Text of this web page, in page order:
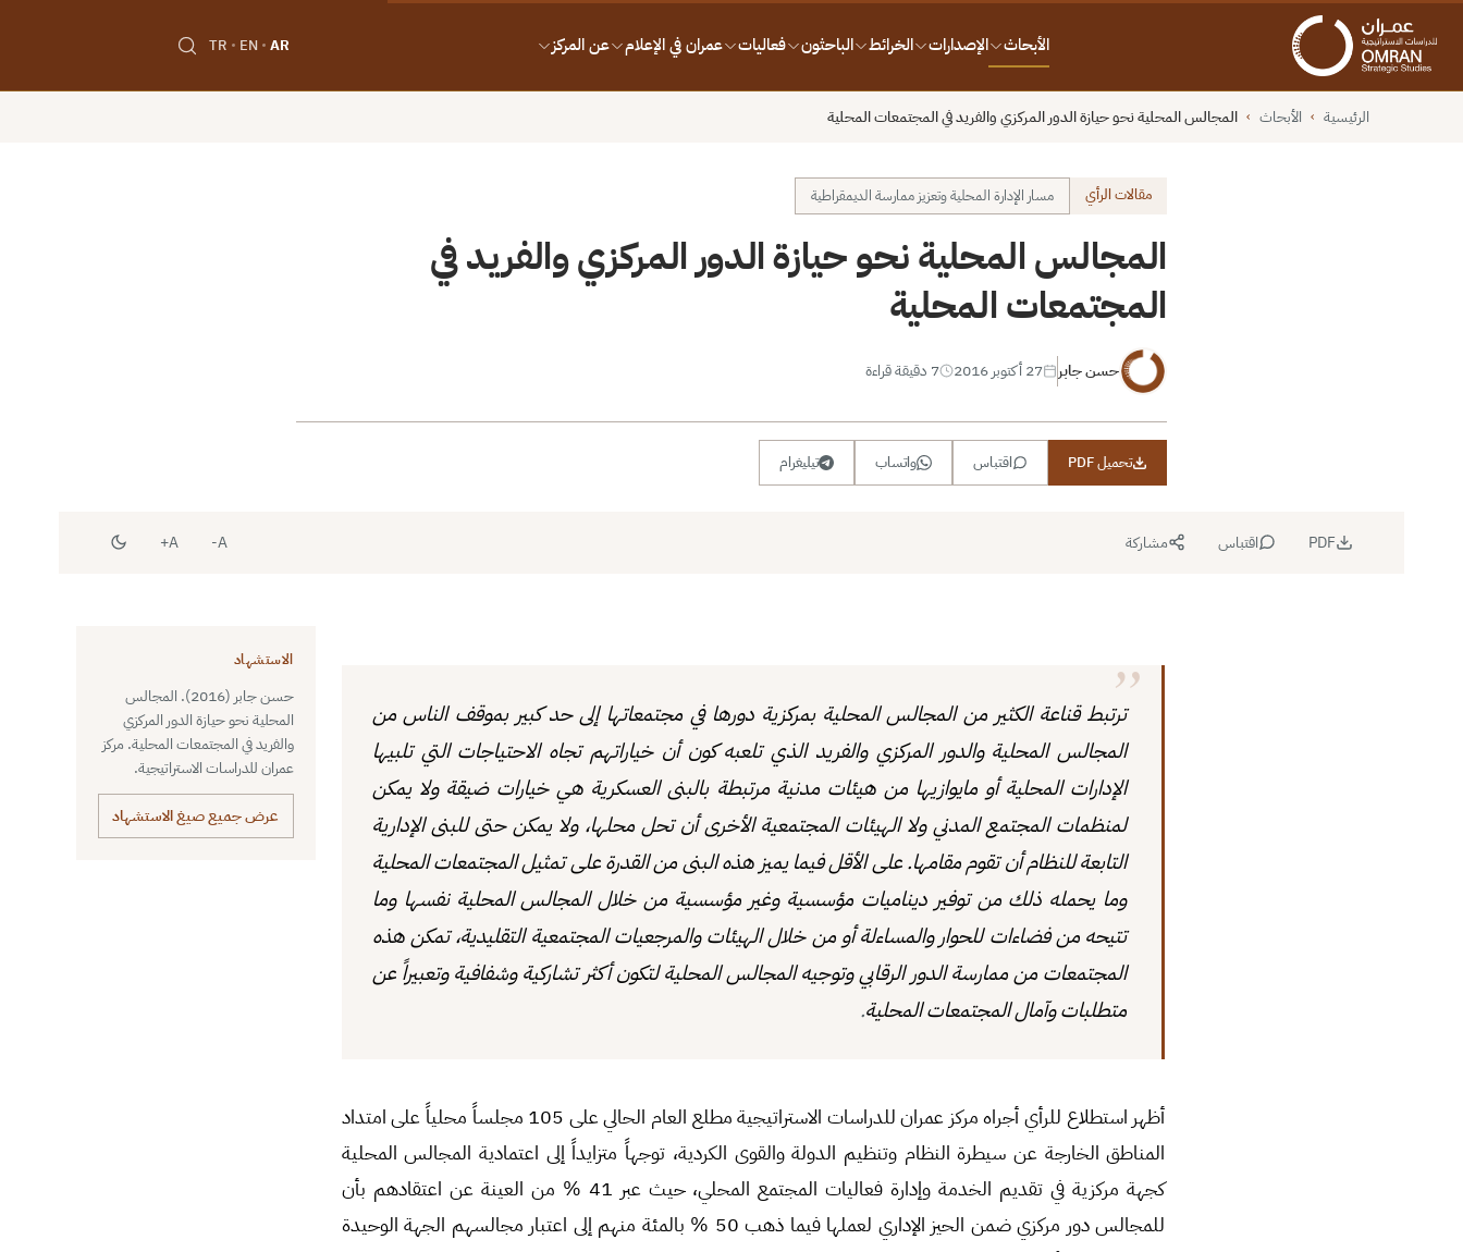
الأبحاث الإصدارات الخرائط الباحثون فعاليات عمران في الإعلام عن المركز AR
EN
TR
الرئيسية › الأبحاث › المجالس المحلية نحو حيازة الدور المركزي والفريد في المجتمعات المحلية
مقالات الرأي مسار الإدارة المحلية وتعزيز ممارسة الديمقراطية
المجالس المحلية نحو حيازة الدور المركزي والفريد في
المجتمعات المحلية
حسن جابر 27 أكتوبر 2016 7 دقيقة قراءة
تحميل PDF اقتباس واتساب تيليغرام
PDF اقتباس مشاركة A-
A+
ترتبط قناعة الكثير من المجالس المحلية بمركزية دورها في مجتمعاتها إلى حد كبير بموقف الناس من
المجالس المحلية والدور المركزي والفريد الذي تلعبه كون أن خياراتهم تجاه الاحتياجات التي تلبيها
الإدارات المحلية أو مايوازيها من هيئات مدنية مرتبطة بالبنى العسكرية هي خيارات ضيقة ولا يمكن
لمنظمات المجتمع المدني ولا الهيئات المجتمعية الأخرى أن تحل محلها، ولا يمكن حتى للبنى الإدارية
التابعة للنظام أن تقوم مقامها. على الأقل فيما يميز هذه البنى من القدرة على تمثيل المجتمعات المحلية
وما يحمله ذلك من توفير ديناميات مؤسسية وغير مؤسسية من خلال المجالس المحلية نفسها وما
تتيحه من فضاءات للحوار والمساءلة أو من خلال الهيئات والمرجعيات المجتمعية التقليدية، تمكن هذه
المجتمعات من ممارسة الدور الرقابي وتوجيه المجالس المحلية لتكون أكثر تشاركية وشفافية وتعبيراً عن
متطلبات وآمال المجتمعات المحلية.
أظهر استطلاع للرأي أجراه مركز عمران للدراسات الاستراتيجية مطلع العام الحالي على 105 مجلساً محلياً على امتداد
المناطق الخارجة عن سيطرة النظام وتنظيم الدولة والقوى الكردية، توجهاً متزايداً إلى اعتمادية المجالس المحلية
كجهة مركزية في تقديم الخدمة وإدارة فعاليات المجتمع المحلي، حيث عبر 41 % من العينة عن اعتقادهم بأن
للمجالس دور مركزي ضمن الحيز الإداري لعملها فيما ذهب 50 % بالمئة منهم إلى اعتبار مجالسهم الجهة الوحيدة
الاستشهاد
حسن جابر (2016). المجالس
المحلية نحو حيازة الدور المركزي
والفريد في المجتمعات المحلية. مركز
عمران للدراسات الاستراتيجية.
عرض جميع صيغ الاستشهاد